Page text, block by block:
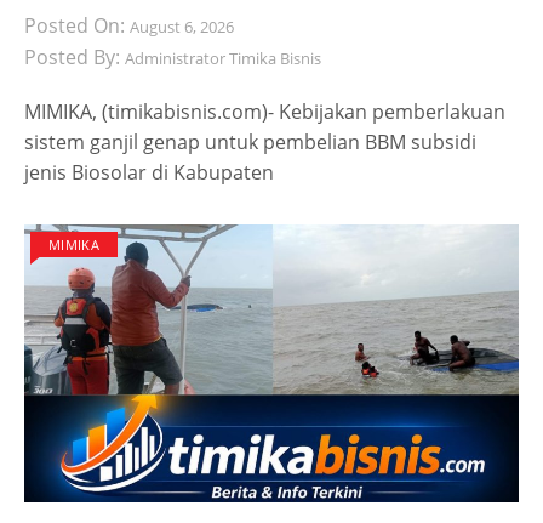
Posted On: August 6, 2026
Posted By: Administrator Timika Bisnis
MIMIKA, (timikabisnis.com)- Kebijakan pemberlakuan
sistem ganjil genap untuk pembelian BBM subsidi
jenis Biosolar di Kabupaten
MIMIKA